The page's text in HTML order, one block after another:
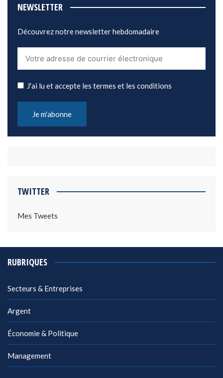
NEWSLETTER
Découvrez notre newsletter hebdomadaire
J'ai lu et accepte les termes et les conditions
TWITTER
Mes Tweets
RUBRIQUES
Secteurs & Entreprises
Argent
Économie & Politique
Management